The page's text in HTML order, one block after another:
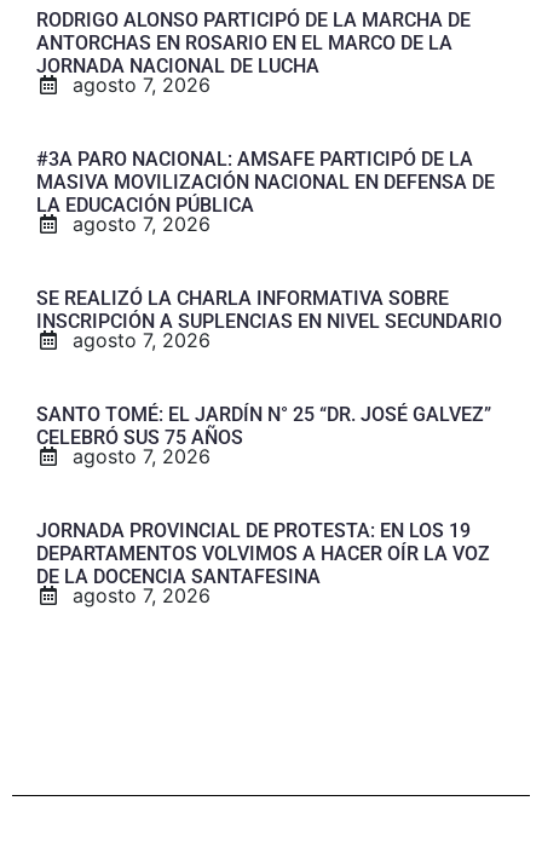
RODRIGO ALONSO PARTICIPÓ DE LA MARCHA DE
ANTORCHAS EN ROSARIO EN EL MARCO DE LA
JORNADA NACIONAL DE LUCHA
agosto 7, 2026
#3A PARO NACIONAL: AMSAFE PARTICIPÓ DE LA
MASIVA MOVILIZACIÓN NACIONAL EN DEFENSA DE
LA EDUCACIÓN PÚBLICA
agosto 7, 2026
SE REALIZÓ LA CHARLA INFORMATIVA SOBRE
INSCRIPCIÓN A SUPLENCIAS EN NIVEL SECUNDARIO
agosto 7, 2026
SANTO TOMÉ: EL JARDÍN N° 25 “DR. JOSÉ GALVEZ”
CELEBRÓ SUS 75 AÑOS
agosto 7, 2026
JORNADA PROVINCIAL DE PROTESTA: EN LOS 19
DEPARTAMENTOS VOLVIMOS A HACER OÍR LA VOZ
DE LA DOCENCIA SANTAFESINA
agosto 7, 2026